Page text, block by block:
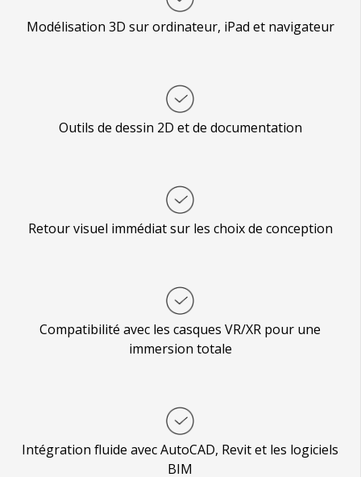
Modélisation 3D sur ordinateur, iPad et navigateur
Outils de dessin 2D et de documentation
Retour visuel immédiat sur les choix de conception
Compatibilité avec les casques VR/XR pour une
immersion totale
Intégration fluide avec AutoCAD, Revit et les logiciels
BIM